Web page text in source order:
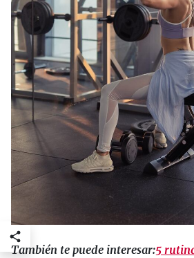
También te puede interesar:5